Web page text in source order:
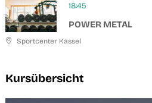
18:45
POWER METAL
Sportcenter Kassel
Kursübersicht